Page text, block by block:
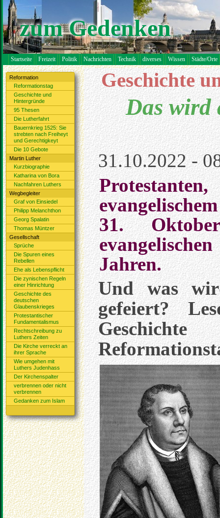
zum Gedenken
Startseite Freizeit Politik Nachrichten Technik diverses Wissen Städte/Orte
Reformation
Reformationstag
Geschichte und
Hintergründe
95 Thesen
Die Lutherfahrt
Bauernkrieg 1525: Sie
strebten nach Freiheyt
und Gerechtigkeyt
Die 10 Gebote
Martin Luther
Kurzbiographie
Katharina von Bora
Nachfahren Luthers
Wegbegleiter
Graf von Einsiedel
Philipp Melanchthon
Georg Spalatin
Thomas Müntzer
Gesellschaft
Sprüche
Die Spuren eines
Rebellen
Ehe als Lebenspflicht
Die zynischen Regeln
einer Hinrichtung
Geschichte des
deutschen
Glaubenskrieges
Protestantischer
Fundamentalismus
Rechtschreibung zu
Luthers Zeiten
Die Kirche verreckt an
ihrer Sprache
Wie umgehen mit
Luthers Judenhass
Der Kirchenspalter
verbrennen oder nicht
verbrennen
Gedanken zum Islam
Geschichte
Das wird
31.10.2022 -
31.
Jahren.
Und was
gefeiert?